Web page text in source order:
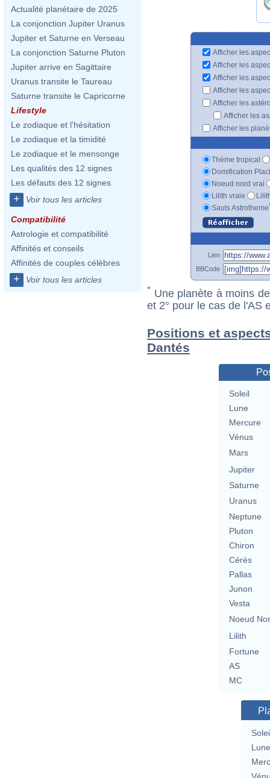
Actualité planétaire de 2025
La conjonction Jupiter Uranus
Jupiter et Saturne en Verseau
La conjonction Saturne Pluton
Jupiter arrive en Sagittaire
Uranus transite le Taureau
Saturne transite le Capricorne
Lifestyle
Le zodiaque et l'hésitation
Le zodiaque et la timidité
Le zodiaque et le mensonge
Les qualités des 12 signes
Les défauts des 12 signes
+ Voir tous les articles
Compatibilité
Astrologie et compatibilité
Affinités et conseils
Affinités de couples célèbres
+ Voir tous les articles
Afficher les
Afficher les
Afficher les
Afficher les
Afficher les
Afficher les
Afficher les
Thème tropical
Domification
Noeud nord vrai
Lilith vraie
Sauts Astrotheme
Lien
BBCode
* Une planète à moins
et 2° pour le cas de l'AS
Positions et
Dantés
Soleil
Lune
Mercure
Vénus
Mars
Jupiter
Saturne
Uranus
Neptune
Pluton
Chiron
Cérès
Pallas
Junon
Vesta
Noeud
Lilith
Fortune
AS
MC
Lune